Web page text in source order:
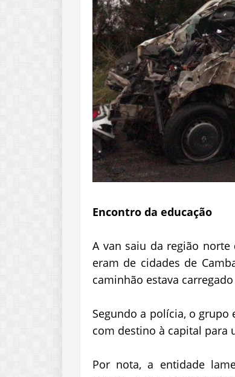
Encontro da educação
A van saiu da região norte
eram de cidades de
caminhão estava
Segundo a polícia, o
com destino à capital para
Por nota, a entidade